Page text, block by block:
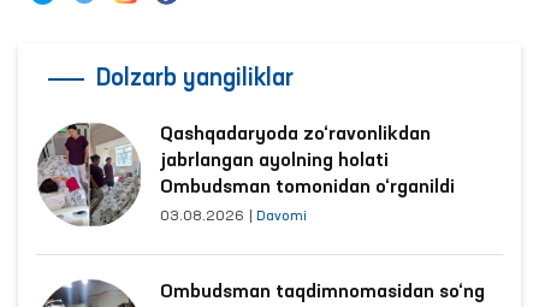
Dolzarb yangiliklar
Qashqadaryoda zo‘ravonlikdan
jabrlangan ayolning holati
Ombudsman tomonidan o‘rganildi
03.08.2026 Davomi
Ombudsman taqdimnomasidan so‘ng